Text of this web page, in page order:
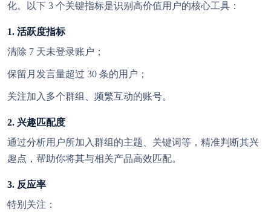
化。以下 3 个关键指标是识别高价值用户的核心工具：
1. 活跃度指标
清除 7 天未登录账户；
保留月发言量超过 30 条的用户；
关注加入多个群组、频繁互动的账号。
2. 兴趣匹配度
通过分析用户所加入群组的主题、关键词等，精准判断其兴
趣点，帮助你将其与相关产品高效匹配。
3. 反应率
特别关注：